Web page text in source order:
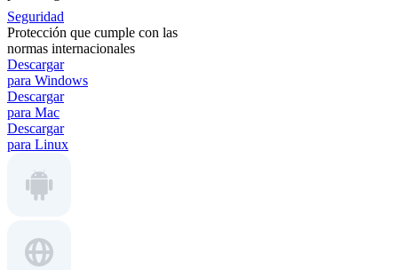
Seguridad
Protección que cumple con las
normas internacionales
Descargar
para Windows
Descargar
para Mac
Descargar
para Linux